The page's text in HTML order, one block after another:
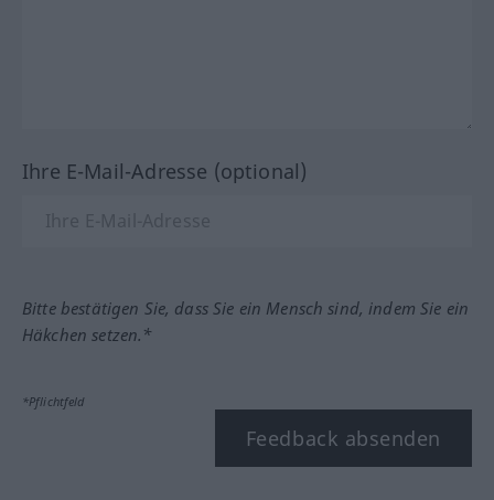
Ihre E-Mail-Adresse (optional)
Bitte bestätigen Sie, dass Sie ein Mensch sind, indem Sie ein
Häkchen setzen.*
*Pflichtfeld
Feedback absenden